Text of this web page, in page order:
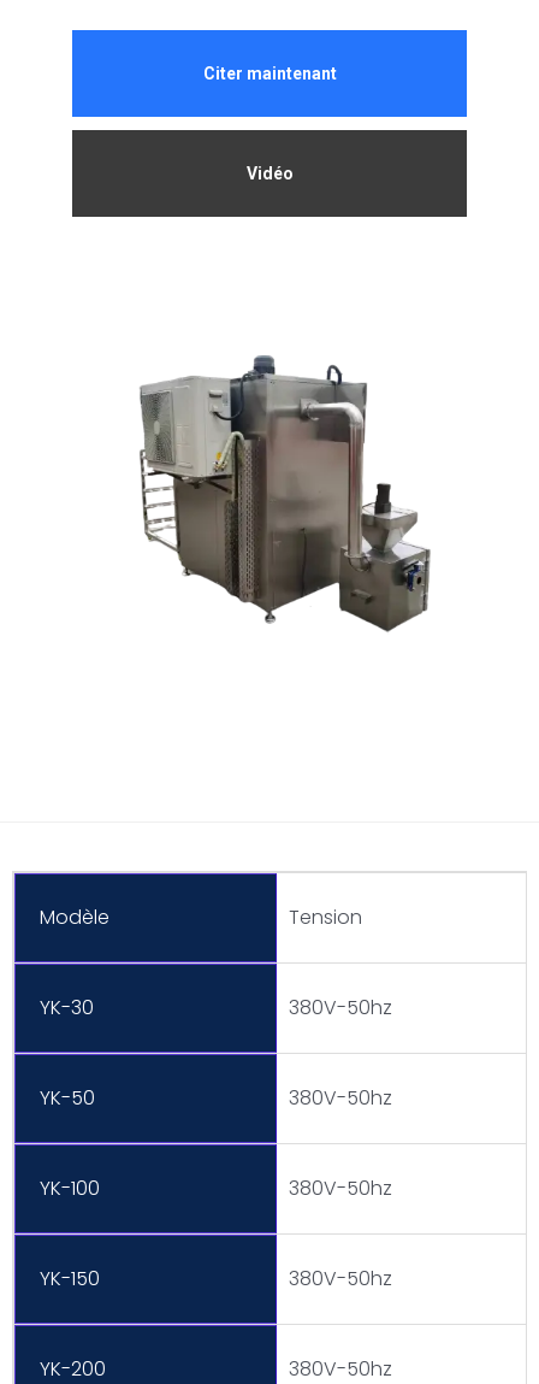
Citer maintenant
Vidéo
Modèle Tension
YK-30 380V-50hz
YK-50 380V-50hz
YK-100 380V-50hz
YK-150 380V-50hz
YK-200 380V-50hz